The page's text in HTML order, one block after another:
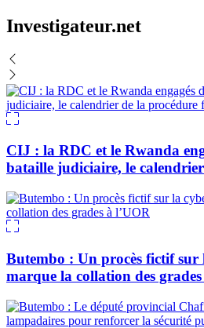
Investigateur.net
CIJ : la RDC et le Rwanda
bataille judiciaire, le
Butembo : Un procès fictif
marque la collation des